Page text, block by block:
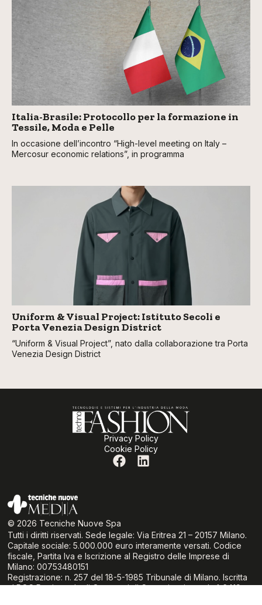
Italia-Brasile: Protocollo per la formazione in
Tessile, Moda e Pelle
In occasione dell’incontro “High-level meeting on Italy –
Mercosur economic relations”, in programma
Uniform & Visual Project: Istituto Secoli e
Porta Venezia Design District
“Uniform & Visual Project”, nato dalla collaborazione tra Porta
Venezia Design District
Privacy Policy
Cookie Policy
© 2026 Tecniche Nuove Spa
Tutti i diritti riservati. Sede legale: Via Eritrea 21 – 20157 Milano.
Capitale sociale: 5.000.000 euro interamente versati. Codice
fiscale, Partita Iva e Iscrizione al Registro delle Imprese di
Milano: 00753480151
Registrazione: n. 257 del 18-5-1985 Tribunale di Milano. Iscritta
al ROC Registro degli Operatori di Comunicazione al n° 6419